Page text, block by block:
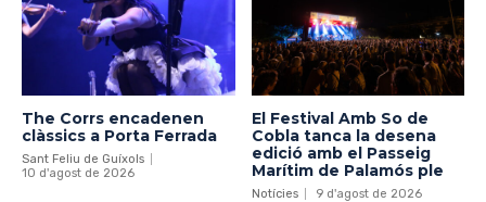
The Corrs encadenen
clàssics a Porta Ferrada
Sant Feliu de Guíxols
10 d'agost de 2026
El Festival Amb So de
Cobla tanca la desena
edició amb el Passeig
Marítim de Palamós ple
Notícies 9 d'agost de 2026